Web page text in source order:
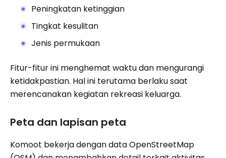
Peningkatan ketinggian
Tingkat kesulitan
Jenis permukaan
Fitur-fitur ini menghemat waktu dan mengurangi
ketidakpastian. Hal ini terutama berlaku saat
merencanakan kegiatan rekreasi keluarga.
Peta dan lapisan peta
Komoot bekerja dengan data OpenStreetMap